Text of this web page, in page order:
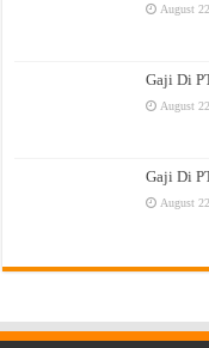
August
Gaji Di
August
Gaji Di
August